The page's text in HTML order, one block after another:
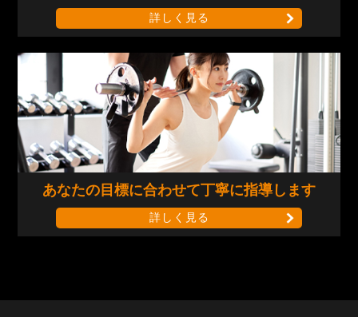
詳しく見る
あなたの目標に合わせて丁寧に指導します
詳しく見る